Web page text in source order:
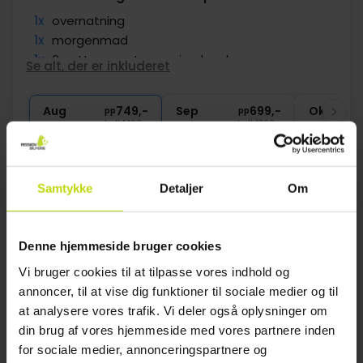
Samtykke Detaljer Om
Denne hjemmeside bruger cookies
Vi bruger cookies til at tilpasse vores indhold og
annoncer, til at vise dig funktioner til sociale medier og til
at analysere vores trafik. Vi deler også oplysninger om
din brug af vores hjemmeside med vores partnere inden
for sociale medier, annonceringspartnere og
1x overnatning
1x morgenmad
1x 3-retters gastronomi oplevelse
∞ God beliggenhed
Se alt, der er inkluderet
Aug pp749,-
I alt 1498,-
Sep pp699,-
I alt 1398,-
Okt
FAQ
Hvilke hoteller i Se vores udvalg af
Afbudsrejser i Ry har værelser til familier med
to børn?